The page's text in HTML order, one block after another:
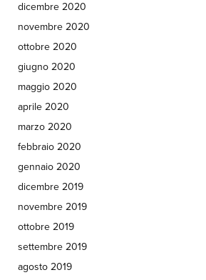
dicembre 2020
novembre 2020
ottobre 2020
giugno 2020
maggio 2020
aprile 2020
marzo 2020
febbraio 2020
gennaio 2020
dicembre 2019
novembre 2019
ottobre 2019
settembre 2019
agosto 2019